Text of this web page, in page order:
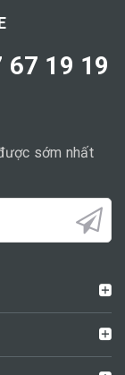
67 19 19
sớm nhất